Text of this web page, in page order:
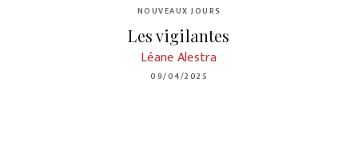
NOUVEAUX JOURS
Les vigilantes
Léane Alestra
09/04/2025